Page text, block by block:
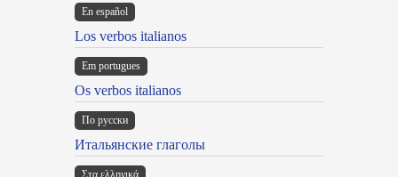
En español
Los verbos italianos
Em portugues
Os verbos italianos
По русски
Итальянские глаголы